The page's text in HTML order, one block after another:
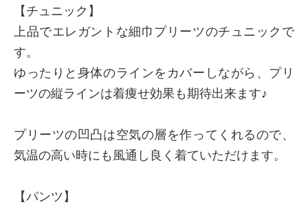
×
【チュニック】
上品でエレガントな細巾プリーツのチュニックで
す。
ゆったりと身体のラインをカバーしながら、プリ
ーツの縦ラインは着痩せ効果も期待出来ます♪
プリーツの凹凸は空気の層を作ってくれるので、
気温の高い時にも風通し良く着ていただけます。
【パンツ】